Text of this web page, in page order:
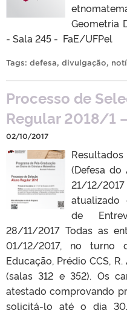
Geometria
- Sala 245 - FaE/UFPel
Tags: defesa, divulgação,
Processo de
Regular 2018/1
02/10/2017
(Defesa
21/12/
atualizado
de
28/11/2017 Todas as
01/12/2017, no turno
Educação, Prédio CCS,
(salas 312 e 352). Os
atestado comprovando
solicitá-lo até o dia